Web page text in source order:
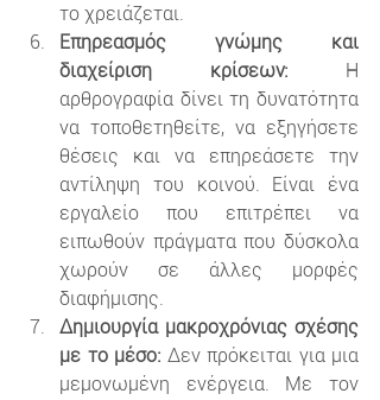
το χρειάζεται.
Επηρεασμός γνώμης και
διαχείριση κρίσεων: Η
αρθρογραφία δίνει τη δυνατότητα
να τοποθετηθείτε, να εξηγήσετε
θέσεις και να επηρεάσετε την
αντίληψη του κοινού. Είναι ένα
εργαλείο που επιτρέπει να
ειπωθούν πράγματα που δύσκολα
χωρούν σε άλλες μορφές
διαφήμισης.
Δημιουργία μακροχρόνιας σχέσης
με το μέσο: Δεν πρόκειται για μια
μεμονωμένη ενέργεια. Με τον